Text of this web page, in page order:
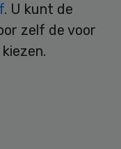
. U kunt de
zelf de voor